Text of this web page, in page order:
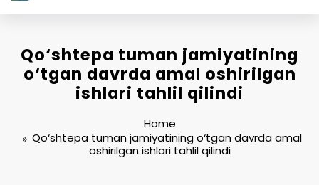
Qo‘shtepa tuman jamiyatining
o‘tgan davrda amal oshirilgan
ishlari tahlil qilindi
Home
Qo‘shtepa tuman jamiyatining o‘tgan davrda amal
oshirilgan ishlari tahlil qilindi